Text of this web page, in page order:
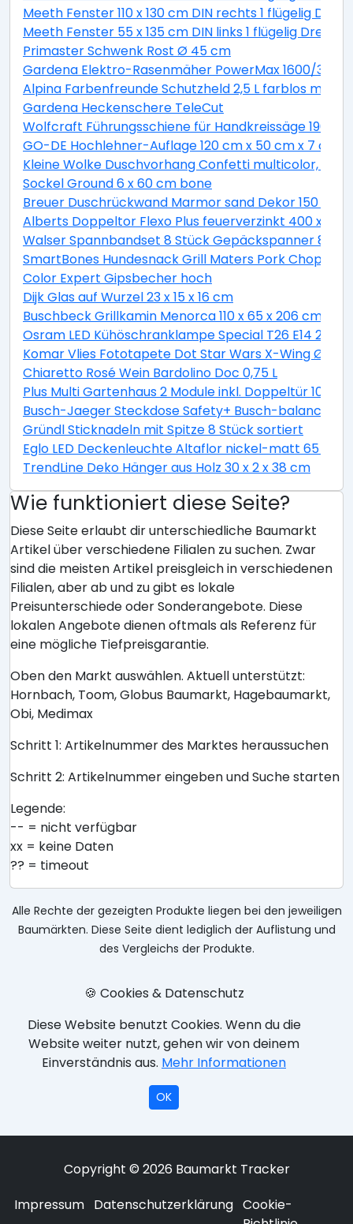
Meeth Fenster 110 x 130 cm DIN rechts 1 flügelig
Meeth Fenster 55 x 135 cm DIN links 1 flügelig Dreh-
Primaster Schwenk Rost Ø 45 cm
Gardena Elektro-Rasenmäher PowerMax 1600/37
Alpina Farbenfreunde Schutzheld 2,5 L farblos matt
Gardena Heckenschere TeleCut
Wolfcraft Führungsschiene für Handkreissäge 190 x
GO-DE Hochlehner-Auflage 120 cm x 50 cm x 7 cm,
Kleine Wolke Duschvorhang Confetti multicolor, 180
Sockel Ground 6 x 60 cm bone
Breuer Duschrückwand Marmor sand Dekor 150 x
Alberts Doppeltor Flexo Plus feuerverzinkt 400 x 160
Walser Spannbandset 8 Stück Gepäckspanner 8
SmartBones Hundesnack Grill Maters Pork Chop 3
Color Expert Gipsbecher hoch
Dijk Glas auf Wurzel 23 x 15 x 16 cm
Buschbeck Grillkamin Menorca 110 x 65 x 206 cm
Osram LED Kühöschranklampe Special T26 E14
Komar Vlies Fototapete Dot Star Wars X-Wing Ø
Chiaretto Rosé Wein Bardolino Doc 0,75 L
Plus Multi Gartenhaus 2 Module inkl. Doppeltür 10,5
Busch-Jaeger Steckdose Safety+ Busch-balance® SI,
Gründl Sticknadeln mit Spitze 8 Stück sortiert
Eglo LED Deckenleuchte Altaflor nickel-matt 65 x
TrendLine Deko Hänger aus Holz 30 x 2 x 38 cm
Wie funktioniert diese Seite?
Diese Seite erlaubt dir unterschiedliche Baumarkt
Artikel über verschiedene Filialen zu suchen. Zwar
sind die meisten Artikel preisgleich in verschiedenen
Filialen, aber ab und zu gibt es lokale
Preisunterschiede oder Sonderangebote. Diese
lokalen Angebote dienen oftmals als Referenz für
eine mögliche Tiefpreisgarantie.
Oben den Markt auswählen. Aktuell unterstützt:
Hornbach, Toom, Globus Baumarkt, Hagebaumarkt,
Obi, Medimax
Schritt 1: Artikelnummer des Marktes heraussuchen
Schritt 2: Artikelnummer eingeben und Suche starten
Legende:
-- = nicht verfügbar
xx = keine Daten
?? = timeout
Alle Rechte der gezeigten Produkte liegen bei den jeweiligen
Baumärkten. Diese Seite dient lediglich der Auflistung und
des Vergleichs der Produkte.
🍪 Cookies & Datenschutz
Diese Website benutzt Cookies. Wenn du die
Website weiter nutzt, gehen wir von deinem
Einverständnis aus. Mehr Informationen
OK
Copyright © 2026 Baumarkt Tracker
Impressum Datenschutzerklärung Cookie-